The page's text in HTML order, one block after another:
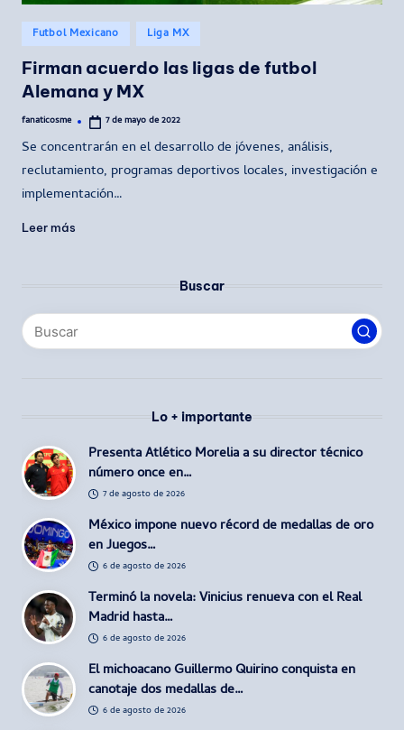
Publicado
en
Futbol Mexicano Liga MX
Firman acuerdo las ligas de futbol
Alemana y MX
Publicado
fanaticosme 7 de mayo de 2022
Se concentrarán en el desarrollo de jóvenes, análisis,
reclutamiento, programas deportivos locales, investigación e
implementación…
Leer más
Buscar
Lo + importante
Presenta Atlético Morelia a su director técnico
número once en…
7 de agosto de 2026
México impone nuevo récord de medallas de oro
en Juegos…
6 de agosto de 2026
Terminó la novela: Vinicius renueva con el Real
Madrid hasta…
6 de agosto de 2026
El michoacano Guillermo Quirino conquista en
canotaje dos medallas de…
6 de agosto de 2026